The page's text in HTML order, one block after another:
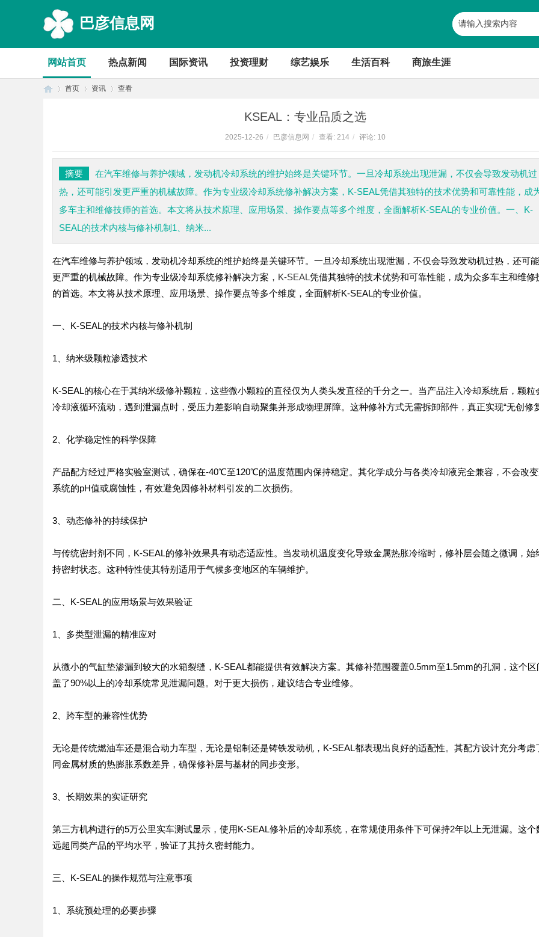
巴彦信息网
网站首页 热点新闻 国际资讯 投资理财 综艺娱乐 生活百科 商旅生涯
首页 资讯 查看
KSEAL：专业品质之选
2025-12-26 / 巴彦信息网 / 查看: 214 / 评论: 10
摘要
在汽车维修与养护领域，发动机冷却系统的维护始终是关键环节。一旦冷却系统出现泄漏，不仅会导致发动机过
热，还可能引发更严重的机械故障。作为专业级冷却系统修补解决方案，K-SEAL凭借其独特的技术优势和可靠性能，成
多车主和维修技师的首选。本文将从技术原理、应用场景、操作要点等多个维度，全面解析K-SEAL的专业价值。一、K-
SEAL的技术内核与修补机制1、纳米...
在汽车维修与养护领域，发动机冷却系统的维护始终是关键环节。一旦冷却系统出现泄漏，不仅会导致发动机过热，还可
更严重的机械故障。作为专业级冷却系统修补解决方案， K-SEAL凭借其独特的技术优势和可靠性能，成为众多车主和维修
的首选。本文将从技术原理、应用场景、操作要点等多个维度，全面解析K-SEAL的专业价值。
一、K-SEAL的技术内核与修补机制
1、纳米级颗粒渗透技术
K-SEAL的核心在于其纳米级修补颗粒，这些微小颗粒的直径仅为人类头发直径的千分之一。当产品注入冷却系统后，颗粒
冷却液循环流动，遇到泄漏点时，受压力差影响自动聚集并形成物理屏障。这种修补方式无需拆卸部件，真正实现“无创修复
2、化学稳定性的科学保障
产品配方经过严格实验室测试，确保在-40℃至120℃的温度范围内保持稳定。其化学成分与各类冷却液完全兼容，不会改
系统的pH值或腐蚀性，有效避免因修补材料引发的二次损伤。
3、动态修补的持续保护
与传统密封剂不同，K-SEAL的修补效果具有动态适应性。当发动机温度变化导致金属热胀冷缩时，修补层会随之微调，始
持密封状态。这种特性使其特别适用于气候多变地区的车辆维护。
二、K-SEAL的应用场景与效果验证
1、多类型泄漏的精准应对
从微小的气缸垫渗漏到较大的水箱裂缝，K-SEAL都能提供有效解决方案。其修补范围覆盖0.5mm至1.5mm的孔洞，这个区
盖了90%以上的冷却系统常见泄漏问题。对于更大损伤，建议结合专业维修。
2、跨车型的兼容性优势
无论是传统燃油车还是混合动力车型，无论是铝制还是铸铁发动机，K-SEAL都表现出良好的适配性。其配方设计充分考虑
同金属材质的热膨胀系数差异，确保修补层与基材的同步变形。
3、长期效果的实证研究
第三方机构进行的5万公里实车测试显示，使用K-SEAL修补后的冷却系统，在常规使用条件下可保持2年以上无泄漏。这个
远超同类产品的平均水平，验证了其持久密封能力。
三、K-SEAL的操作规范与注意事项
1、系统预处理的必要步骤